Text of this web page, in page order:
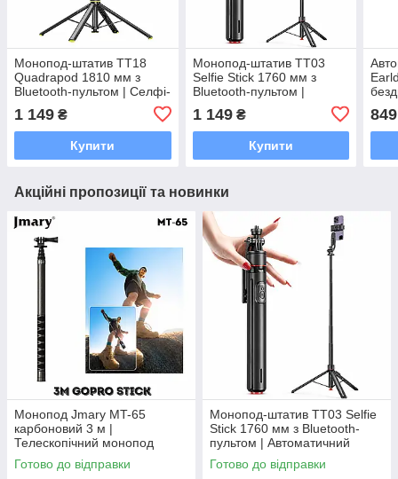
Монопод-штатив TT18
Quadrapod 1810 мм з
Bluetooth-пультом | Селфі-
Quadrapod, кріплення
1/4", 360°
1 149 ₴
Купити
Монопод-штатив TT03
Selfie Stick 1760 мм з
Bluetooth-пультом |
кріплення 1/4", для iPhone
та Android
1 149₴
Купити
849
Акційні пропозиції та новинки
Монопод Jmary MT-65
карбоновий 3 м |
Телескопічний монопод
Carbon Fiber, кріплення 1/4"
Готово до відправки
Монопод-штатив TT03 Selfie
Stick 1760 мм з Bluetooth-
пультом | Автоматичний
трипод, кріплення 1/4", для
iPhone та Android
Готово до відправки